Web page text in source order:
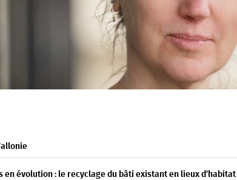
en évolution : le recyclage du bâti existant en lieux